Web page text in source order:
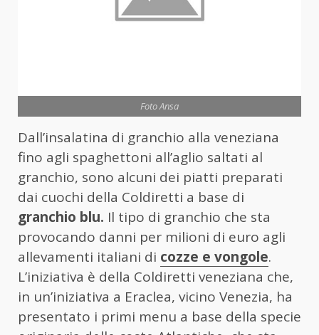
Foto Ansa
Dall’insalatina di granchio alla veneziana
fino agli spaghettoni all’aglio saltati al
granchio, sono alcuni dei piatti preparati
dai cuochi della Coldiretti a base di
granchio blu. Il tipo di granchio che sta
provocando danni per milioni di euro agli
allevamenti italiani di cozze e vongole.
L’iniziativa è della Coldiretti veneziana che,
in un’iniziativa a Eraclea, vicino Venezia, ha
presentato i primi menu a base della specie